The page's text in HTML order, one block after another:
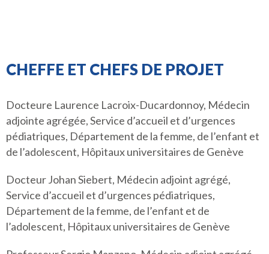
CHEFFE ET CHEFS DE PROJET
Docteure Laurence Lacroix-Ducardonnoy, Médecin
adjointe agrégée, Service d’accueil et d’urgences
pédiatriques, Département de la femme, de l’enfant et
de l’adolescent, Hôpitaux universitaires de Genève
Docteur Johan Siebert, Médecin adjoint agrégé,
Service d’accueil et d’urgences pédiatriques,
Département de la femme, de l’enfant et de
l’adolescent, Hôpitaux universitaires de Genève